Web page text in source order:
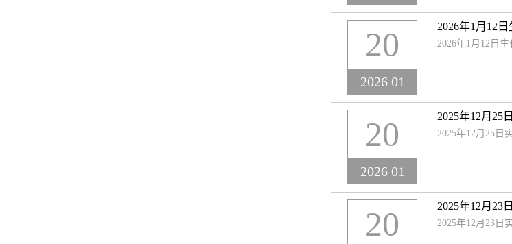
20
2026 01
2026年1月12
2026年1月12日
20
2026 01
2025年12月25
2025年12月25日
20 2025年12月23
2025年12月23日